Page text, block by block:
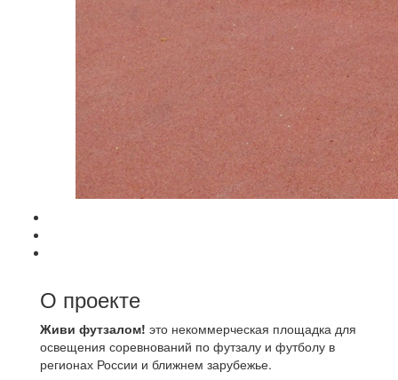
О проекте
Живи футзалом! это некоммерческая площадка для
освещения соревнований по футзалу и футболу в
регионах России и ближнем зарубежье.